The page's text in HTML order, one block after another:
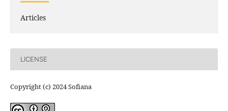
Articles
LICENSE
Copyright (c) 2024 Sofiana